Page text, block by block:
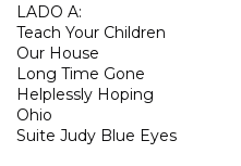
LADO A:
Teach Your Children
Our House
Long Time Gone
Helplessly Hoping
Ohio
Suite Judy Blue Eyes